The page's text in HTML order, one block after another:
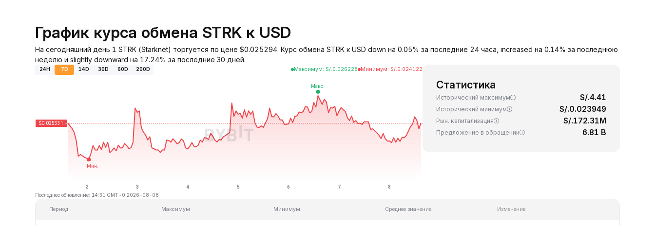
График курса обмена STRK к USD
На сегодняшний день 1 STRK (Starknet) торгуется по цене $0.025294. Курс обмена STRK к USD down на 0.05% за последние 24 часа, increased на 0.14% за последнюю
неделю и slightly downward на 17.24% за последние 30 дней.
24H 7D 14D 30D 60D 200D Максимум: S/.0.026228 Минимум: S/.0.024122
Последнее обновление: 14:31 GMT+0 2026-08-08
Статистика
Исторический максимум S/.4.41
Исторический минимум S/.0.023949
Рын. капитализация S/.172.31M
Предложение в обращении 6.81 B
Период Максимум Минимум Среднее значение Изменение